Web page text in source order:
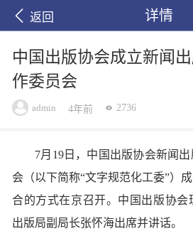
返回 详情
中国出版协会成立新闻
作委员会
admin 4年前 2736
7月19日，中国出版协会新闻
会（以下简称“文字规范化工委”）
合的方式在京召开。中国出版协会
出版局副局长张怀海出席并讲话。